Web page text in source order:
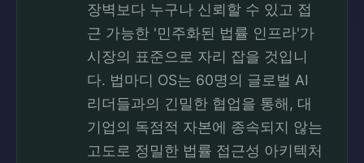
장벽보다 누구나 신뢰할 수 있고 접
근 가능한 '민주화된 법률 인프라'가
시장의 표준으로 자리 잡을 것입니
다. 법마디 OS는 60명의 글로벌 AI
리더들과의 긴밀한 협업을 통해, 대
기업의 독점적 자본에 종속되지 않는
고도로 정밀한 법률 접근성 아키텍처